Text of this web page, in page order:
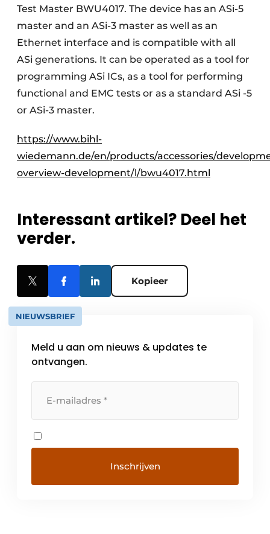
Test Master BWU4017. The device has an ASi-5
master and an ASi-3 master as well as an
Ethernet interface and is compatible with all
ASi generations. It can be operated as a tool for
programming ASi ICs, as a tool for performing
functional and EMC tests or as a standard ASi -5
or ASi-3 master.
https://www.bihl-
wiedemann.de/en/products/accessories/
overview-development/l/bwu4017.html
Interessant artikel? Deel het
verder.
Kopieer
NIEUWSBRIEF
Meld u aan om nieuws & updates te
ontvangen.